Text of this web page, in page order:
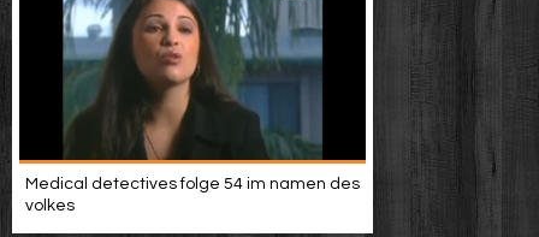
Medical detectives folge 54 im namen des
volkes